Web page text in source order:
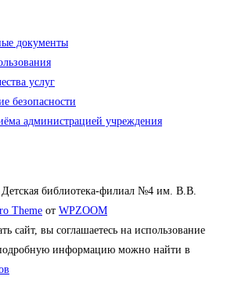
документы
услуг
безопасности
администрацией учреждения
библиотека-филиал №4 им. В.В.
Theme от WPZOOM
сайт, вы соглашаетесь на использование
информацию можно найти в